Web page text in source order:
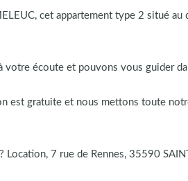
cet appartement type 2 situé
votre écoute et pouvons vous guider
est gratuite et nous mettons toute
Location, 7 rue de Rennes, 35590